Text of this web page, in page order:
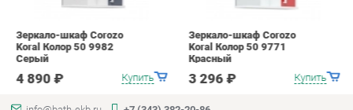
Коллекции
Шкафы в ванную
Комоды для ванной
О проекте
Контакты
Дизайн